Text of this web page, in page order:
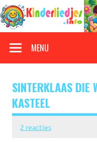
Doorgaan
naar
inhoud
MENU
SINTERKLAAS DIE
KASTEEL
2 reacties